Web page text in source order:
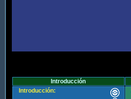
Introducción
Introducción: